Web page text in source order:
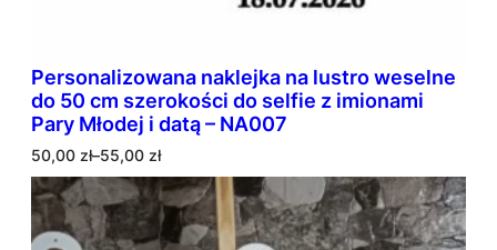
Personalizowana naklejka na lustro weselne
do 50 cm szerokości do selfie z imionami
Pary Młodej i datą – NA007
50,00 zł–55,00 zł
Z
a
k
r
e